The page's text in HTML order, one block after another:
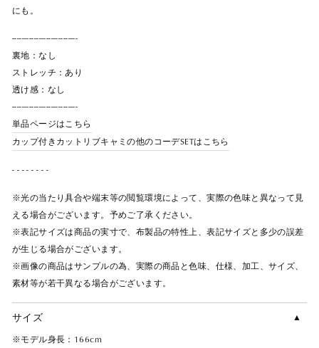
にも。
---------------------------
裏地：なし
ストレッチ：あり
透け感：なし
---------------------------
単品ページはこちら
カップ付きカットリブキャミの他のコーデSETはこちら
- - - - - - - -
※光の当たり具合や端末等の閲覧環境によって、実際の色味と異なって見
える場合がございます。予めご了承ください。
※表記サイズは商品の実寸で、布製品の特性上、表記サイズと多少の誤差
が生じる場合がございます。
※画像の商品はサンプルの為、実際の商品と色味、仕様、加工、サイズ、
素材等が若干異なる場合がございます。
サイズ
※モデル身長：166cm